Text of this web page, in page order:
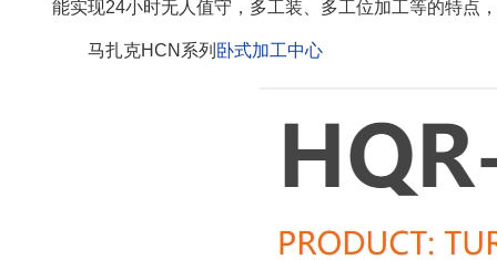
能实现24小时无人值守，多工装、多工位加工等的特点
马扎克HCN系列 卧式加工中心